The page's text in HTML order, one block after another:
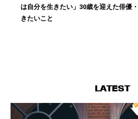
は自分を生きたい」30歳を迎えた俳優
きたいこと
LATEST